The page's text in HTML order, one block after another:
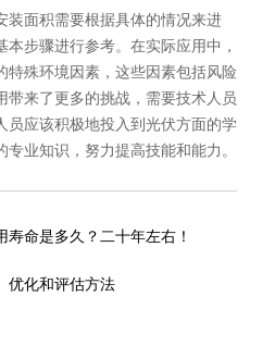
面积需要根据具体的情况来进
步骤进行参考。在实际应用中，
特殊环境因素，这些因素包括风险
带来了更多的挑战，需要技术人员
员应该积极地投入到光伏方面的学
业知识，努力提高技能和能力。
寿命是多久？二十年左右！
优化和评估方法